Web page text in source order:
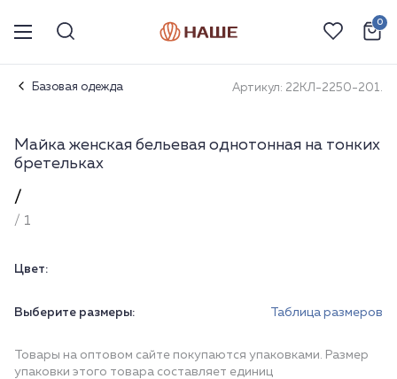
0
Базовая одежда Артикул: 22КЛ-2250-201.
Майка женская бельевая однотонная на тонких
бретельках
/
/ 1
Цвет:
Выберите размеры: Таблица размеров
Товары на оптовом сайте покупаются упаковками. Размер
упаковки этого товара составляет единиц